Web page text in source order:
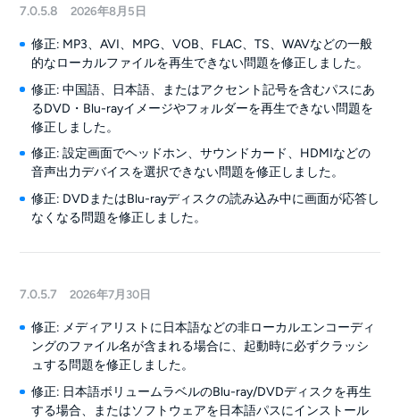
7.0.5.8 2026年8月5日
修正: MP3、AVI、MPG、VOB、FLAC、TS、WAVなどの一般
的なローカルファイルを再生できない問題を修正しました。
修正: 中国語、日本語、またはアクセント記号を含むパスにあ
るDVD・Blu-rayイメージやフォルダーを再生できない問題を
修正しました。
修正: 設定画面でヘッドホン、サウンドカード、HDMIなどの
音声出力デバイスを選択できない問題を修正しました。
修正: DVDまたはBlu-rayディスクの読み込み中に画面が応答し
なくなる問題を修正しました。
7.0.5.7 2026年7月30日
修正: メディアリストに日本語などの非ローカルエンコーディ
ングのファイル名が含まれる場合に、起動時に必ずクラッシ
ュする問題を修正しました。
修正: 日本語ボリュームラベルのBlu-ray/DVDディスクを再生
する場合、またはソフトウェアを日本語パスにインストール